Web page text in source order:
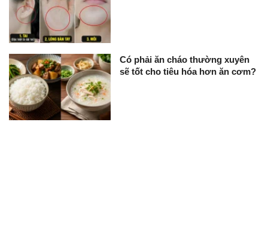
Có phải ăn cháo thường xuyên
sẽ tốt cho tiêu hóa hơn ăn cơm?